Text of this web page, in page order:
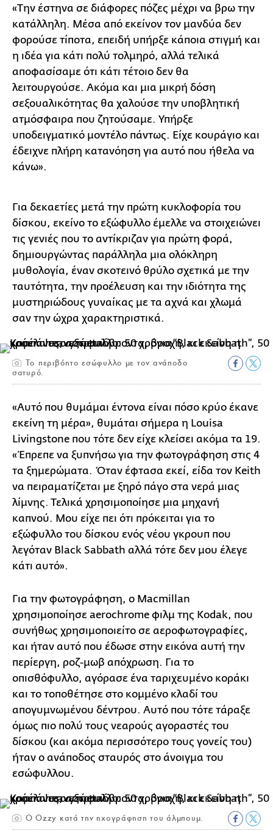
«Την έστηνα σε διάφορες πόζες μέχρι να βρω την
κατάλληλη. Μέσα από εκείνον τον μανδύα δεν
φορούσε τίποτα, επειδή υπήρξε κάποια στιγμή και
η ιδέα για κάτι πολύ τολμηρό, αλλά τελικά
αποφασίσαμε ότι κάτι τέτοιο δεν θα
λειτουργούσε. Ακόμα και μια μικρή δόση
σεξουαλικότητας θα χαλούσε την υποβλητική
ατμόσφαιρα που ζητούσαμε. Υπήρξε
υποδειγματικό μοντέλο πάντως. Είχε κουράγιο και
έδειχνε πλήρη κατανόηση για αυτό που ήθελα να
κάνω».
Για δεκαετίες μετά την πρώτη κυκλοφορία του
δίσκου, εκείνο το εξώφυλλο έμελλε να στοιχειώνει
τις γενιές που το αντίκριζαν για πρώτη φορά,
δημιουργώντας παράλληλα μια ολόκληρη
μυθολογία, έναν σκοτεινό θρύλο σχετικά με την
ταυτότητα, την προέλευση και την ιδιότητα της
μυστηριώδους γυναίκας με τα αχνά και χλωμά
σαν την ώχρα χαρακτηριστικά.
Το περιβόητο εσώφυλλο με τον ανάποδο
σατυρό.
«Αυτό που θυμάμαι έντονα είναι πόσο κρύο έκανε
εκείνη τη μέρα», θυμάται σήμερα η Louisa
Livingstone που τότε δεν είχε κλείσει ακόμα τα 19.
«Έπρεπε να ξυπνήσω για την φωτογράφηση στις 4
τα ξημερώματα. Όταν έφτασα εκεί, είδα τον Keith
να πειραματίζεται με ξηρό πάγο στα νερά μιας
λίμνης. Τελικά χρησιμοποίησε μια μηχανή
καπνού. Μου είχε πει ότι πρόκειται για το
εξώφυλλο του δίσκου ενός νέου γκρουπ που
λεγόταν Black Sabbath αλλά τότε δεν μου έλεγε
κάτι αυτό».
Για την φωτογράφηση, ο Macmillan
χρησιμοποίησε aerochrome φιλμ της Kodak, που
συνήθως χρησιμοποιείτο σε αεροφωτογραφίες,
και ήταν αυτό που έδωσε στην εικόνα αυτή την
περίεργη, ροζ-μωβ απόχρωση. Για το
οπισθόφυλλο, αγόρασε ένα ταριχευμένο κοράκι
και το τοποθέτησε στο κομμένο κλαδί του
απογυμνωμένου δέντρου. Αυτό που τότε τάραξε
όμως πιο πολύ τους νεαρούς αγοραστές του
δίσκου (και ακόμα περισσότερο τους γονείς του)
ήταν ο ανάποδος σταυρός στο άνοιγμα του
εσώφυλλου.
Ο Ozzy κατά την ηχογράφηση του άλμπουμ.